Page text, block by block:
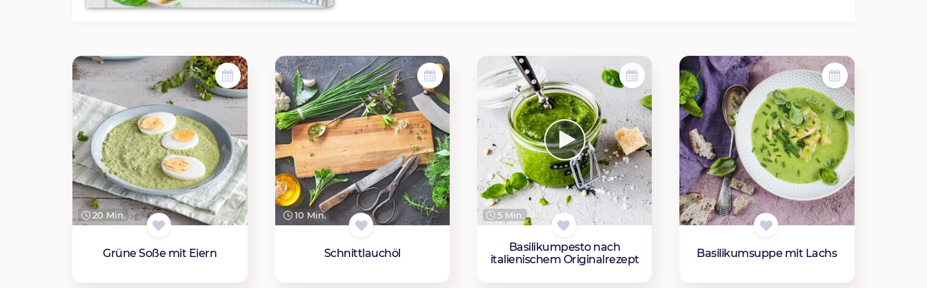
20 Min.
Grüne Soße mit Eiern
10 Min.
Schnittlauchöl
5 Min.
Basilikumpesto nach
italienischem Originalrezept
Basilikumsuppe mit Lachs